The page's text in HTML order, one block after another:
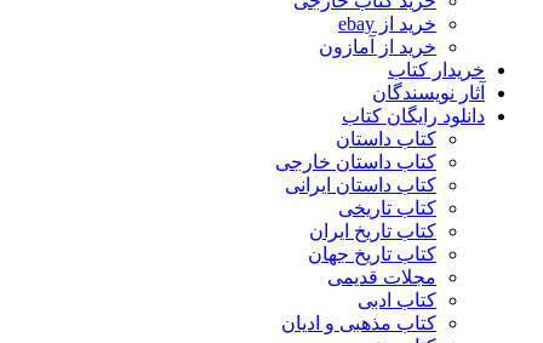
خرید از ebay
خرید از آمازون
خریدار کتاب
آثار نویسندگان
دانلود رایگان کتاب
کتاب داستان
کتاب داستان خارجی
کتاب داستان ایرانی
کتاب تاریخی
کتاب تاریخ ایران
کتاب تاریخ جهان
مجلات قدیمی
کتاب ادبی
کتاب مذهبی و ادیان